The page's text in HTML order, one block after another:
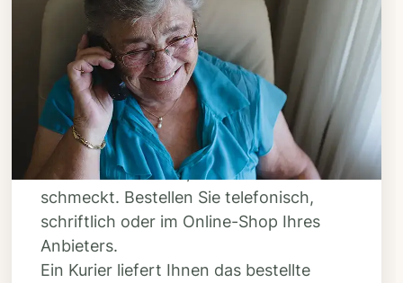
Schritt 3
Bestellen & liefern
lassen
Suchen Sie sich aus dem Speiseplan
Ihres Anbieters aus, was Ihnen
schmeckt. Bestellen Sie telefonisch,
schriftlich oder im Online-Shop Ihres
Anbieters.
Ein Kurier liefert Ihnen das bestellte